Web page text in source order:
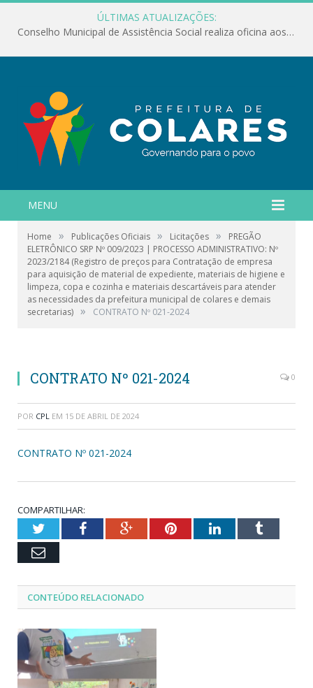
ÚLTIMAS ATUALIZAÇÕES:
Conselho Municipal de Assistência Social realiza oficina aos servidores
MENU
Home » Publicações Oficiais » Licitações »
PREGÃO
ELETRÔNICO SRP Nº 009/2023 | PROCESSO ADMINISTRATIVO: Nº
2023/2184 (Registro de preços para Contratação de empresa
para aquisição de material de expediente, materiais de higiene e
limpeza, copa e cozinha e materiais descartáveis para atender
as necessidades da prefeitura municipal de colares e demais
secretarias) » CONTRATO Nº 021-2024
CONTRATO Nº 021-2024 0
POR CPL EM 15 DE ABRIL DE 2024
CONTRATO Nº 021-2024
COMPARTILHAR:
TwitterFacebookGoogle+PinterestLinkedInTumblr
Email
CONTEÚDO RELACIONADO